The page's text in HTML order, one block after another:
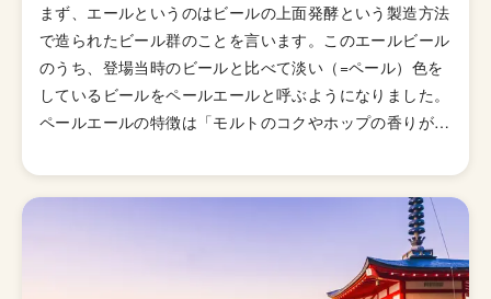
まず、エールというのはビールの上面発酵という製造方法
で造られたビール群のことを言います。このエールビール
のうち、登場当時のビールと比べて淡い（=ペール）色を
しているビールをペールエールと呼ぶようになりました。
ペールエールの特徴は「モルトのコクやホップの香りが豊
が山ほどあるのでこれと言った型として説明しずらいスタ
イルになっています。 発祥はイギリスですが、柑橘様の
ホップの香りが華やかに感じられる「アメリカン・ペール
エール」が発明されてたのきっかけに世界中に広がりまし
た。あまりとりあげられないですが、「イングリッシュ・